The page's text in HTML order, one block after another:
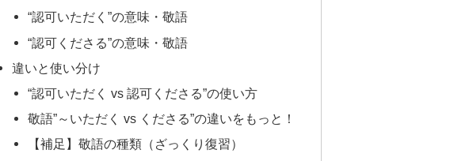
“認可いただく”の意味・敬語
“認可くださる”の意味・敬語
違いと使い分け
“認可いただく vs 認可くださる”の使い方
敬語”～いただく vs くださる”の違いをもっと！
【補足】敬語の種類（ざっくり復習）